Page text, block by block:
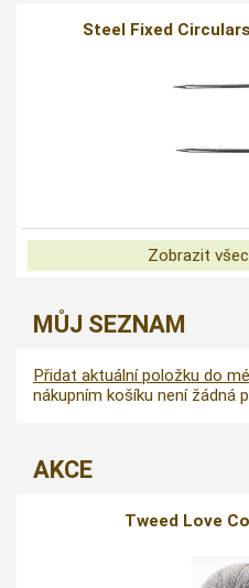
Steel Fixed
Zobrazit
MŮJ SEZNAM
Přidat aktuální položku do
nákupním košíku není žádná
AKCE
Tweed Love